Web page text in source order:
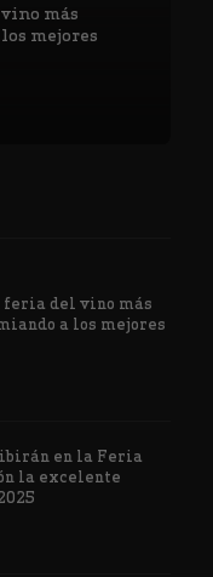
más
mejores
feria del vino más
a los mejores
en la Feria
la excelente